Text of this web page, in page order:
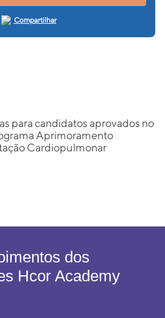
para candidatos aprovados no
Aprimoramento
Cardiopulmonar
Compartilhar
dos
Hcor Academy